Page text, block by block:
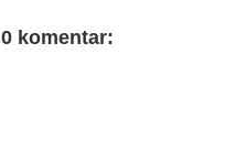
0 komentar: